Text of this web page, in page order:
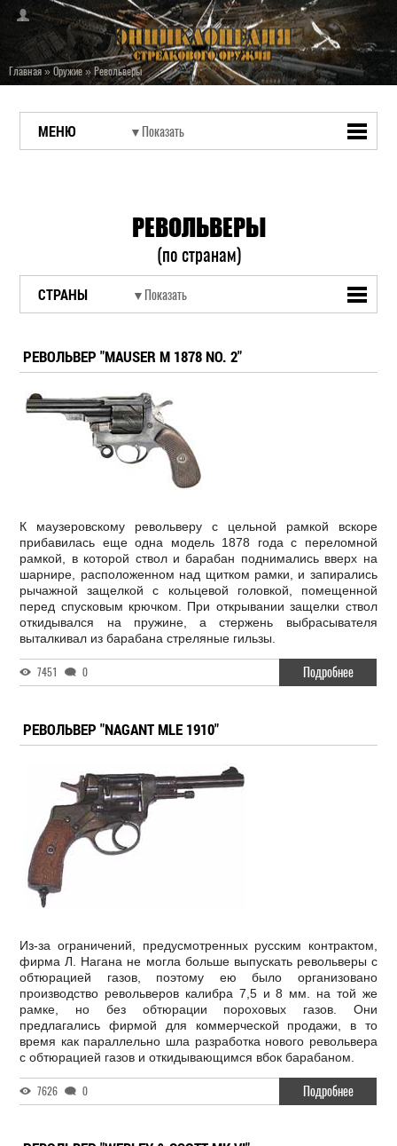
Главная»Оружие» Револьверы
МЕНЮ
РЕВОЛЬВЕРЫ
(по странам)
СТРАНЫ
РЕВОЛЬВЕР "MAUSER M 1878 NO. 2"
К маузеровскому револьверу с цельной рамкой вскоре
прибавилась еще одна модель 1878 года с переломной
рамкой, в которой ствол и барабан поднимались вверх на
шарнире, расположенном над щитком рамки, и запирались
рычажной защелкой с кольцевой головкой, помещенной
перед спусковым крючком. При открывании защелки ствол
откидывался на пружине, а стержень выбрасывателя
выталкивал из барабана стреляные гильзы.
7451 0 Подробнее
РЕВОЛЬВЕР "NAGANT MLE 1910"
Из-за ограничений, предусмотренных русским контрактом,
фирма Л. Нагана не могла больше выпускать револьверы с
обтюрацией газов, поэтому ею было организовано
производство револьверов калибра 7,5 и 8 мм. на той же
рамке, но без обтюрации пороховых газов. Они
предлагались фирмой для коммерческой продажи, в то
время как параллельно шла разработка нового револьвера
с обтюрацией газов и откидывающимся вбок барабаном.
7626 0 Подробнее